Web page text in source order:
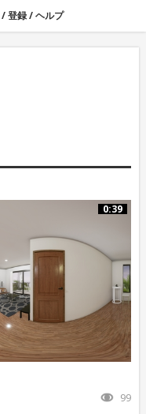
/登録/ヘルプ
0:39
99